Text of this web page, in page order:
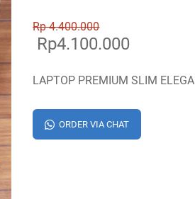
Rp 4.400.000
Rp4.100.000
LAPTOP PREMIUM SLIM
ORDER VIA CHAT